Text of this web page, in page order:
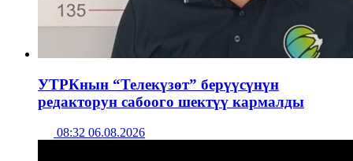
УТРКнын “Телекүзөт” берүүсүнүн
редакторун сабоого шектүү кармалды
08:32 06.08.2026